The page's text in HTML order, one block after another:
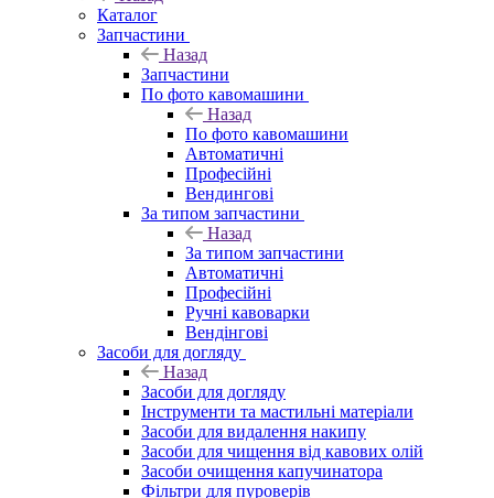
Каталог
Запчастини
Назад
Запчастини
По фото кавомашини
Назад
По фото кавомашини
Автоматичні
Професійні
Вендингові
За типом запчастини
Назад
За типом запчастини
Автоматичні
Професійні
Ручні кавоварки
Вендінгові
Засоби для догляду
Назад
Засоби для догляду
Інструменти та мастильні матеріали
Засоби для видалення накипу
Засоби для чищення від кавових олій
Засоби очищення капучинатора
Фільтри для пуроверів